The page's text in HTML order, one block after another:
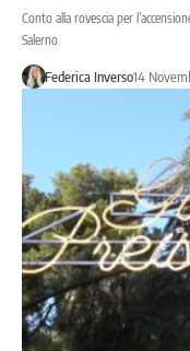
Conto alla rovescia per
Salerno
Federica Inverso14